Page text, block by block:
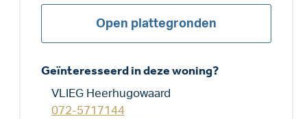
Open plattegronden
Geïnteresseerd in deze woning?
VLIEG Heerhugowaard
072-5717144